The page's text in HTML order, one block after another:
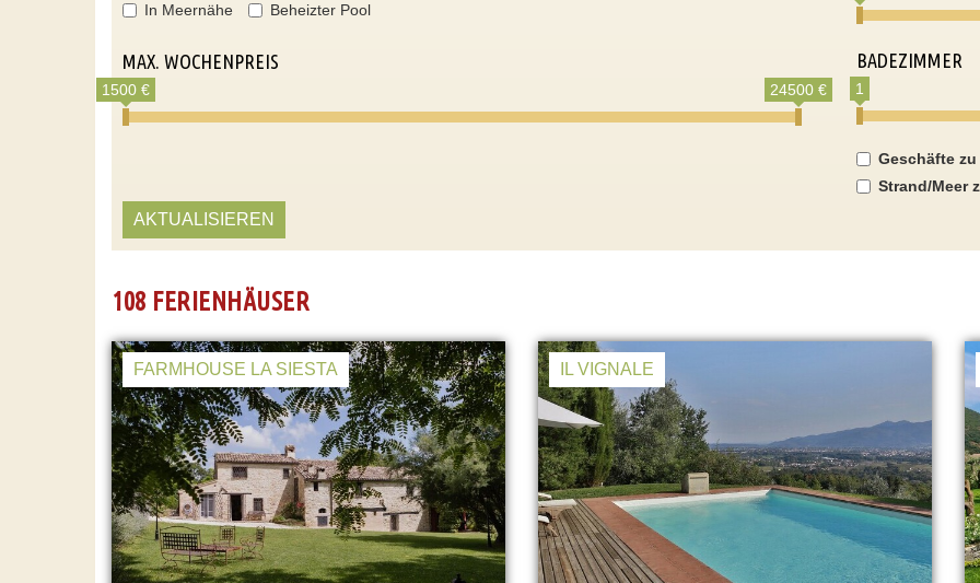
In Meernähe
Beheizter Pool
MAX. WOCHENPREIS
1500 € 24500 €
BADEZIMMER
1
Geschäfte
Strand/Meer
AKTUALISIEREN
108 FERIENHÄUSER
FARMHOUSE LA SIESTA IL VIGNALE